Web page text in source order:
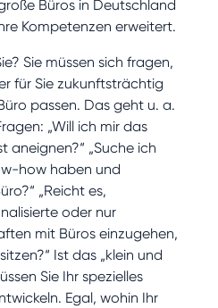
Büros in Deutschland
Kompetenzen erweitert.
Sie müssen sich fragen,
für Sie zukunftsträchtig
passen. Das geht u. a.
„Will ich mir das
aneignen?“ „Suche ich
how haben und
„Reicht es,
oder nur
mit Büros einzugehen,
Ist das „klein und
Sie Ihr spezielles
Egal, wohin Ihr